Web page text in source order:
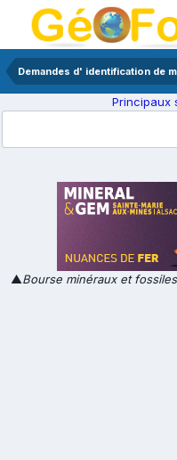
Demandes d' identification de
Principaux
▲Bourse minéraux et